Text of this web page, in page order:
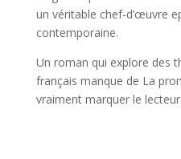
un véritable chef-d’œuvre
contemporaine.
Un roman qui explore des
français manque de La
vraiment marquer le lecteur.